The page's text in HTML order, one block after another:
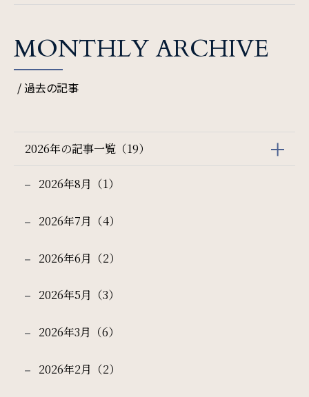
MONTHLY ARCHIVE
/ 過去の記事
2026年の記事一覧（19）
2026年8月（1）
2026年7月（4）
2026年6月（2）
2026年5月（3）
2026年3月（6）
2026年2月（2）